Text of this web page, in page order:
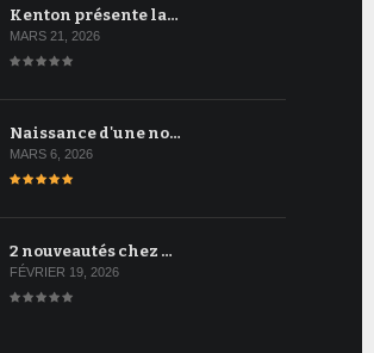
Kenton présente la…
MARS 21, 2026
Naissance d'une no…
MARS 6, 2026
2 nouveautés chez …
FÉVRIER 19, 2026